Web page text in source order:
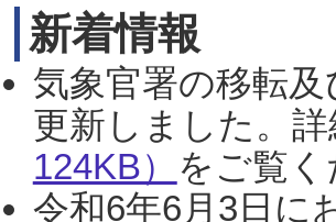
新着情報
気象官署の移転
更新しました。詳
124KB） をご覧
令和6年6月3日に